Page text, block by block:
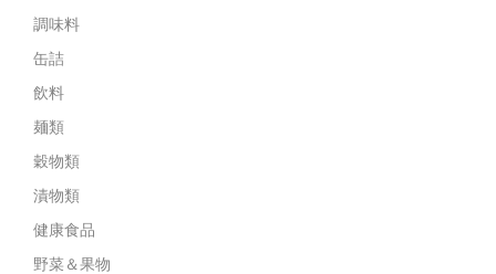
調味料
缶詰
飲料
麺類
穀物類
漬物類
健康食品
野菜＆果物